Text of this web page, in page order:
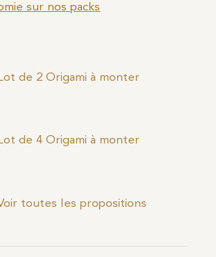
sur nos packs
Lot de 2 Origami à monter
de 4 Origami à monter
toutes les propositions